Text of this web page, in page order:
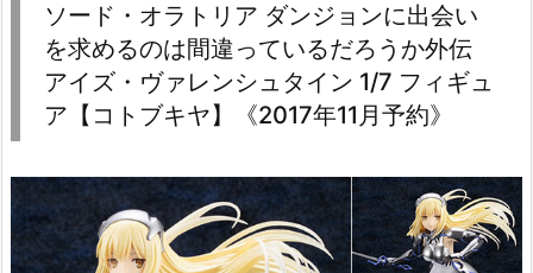
ソード・オラトリア ダンジョンに出会い
を求めるのは間違っているだろうか外伝
アイズ・ヴァレンシュタイン 1/7 フィギュ
ア【コトブキヤ】《2017年11月予約》